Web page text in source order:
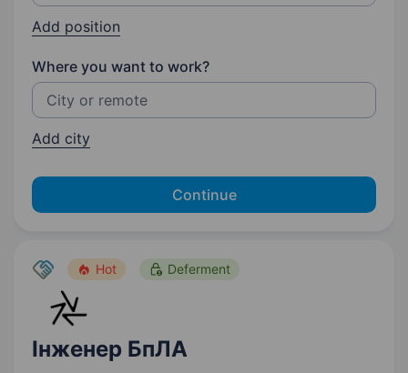
Add position
Where you want to work?
Add city
Continue
Hot Deferment
Інженер БпЛА